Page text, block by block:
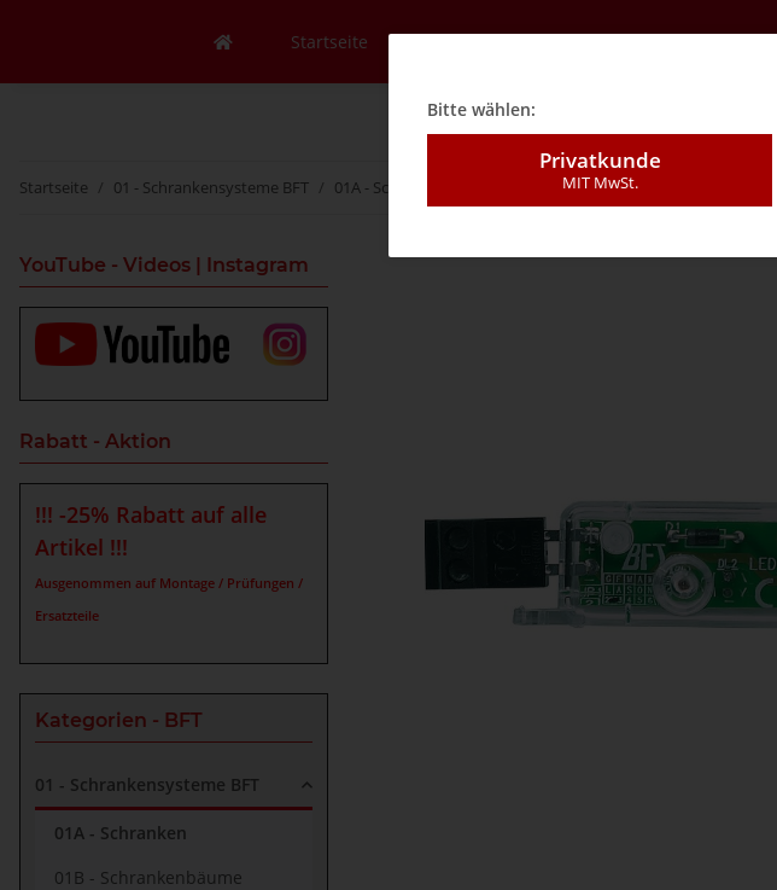
Startseite Mein Konto Kontakt Über Uns
Startseite 01 - Schrankensysteme BFT 01A - Schranken BFT Leuchtdioden für Moovi 30 Schranken
YouTube - Videos | Instagram
Rabatt - Aktion
!!! -25% Rabatt auf alle
Artikel !!!
Ausgenommen auf Montage / Prüfungen /
Ersatzteile
Kategorien - BFT
01 - Schrankensysteme BFT
01A - Schranken
01B - Schrankenbäume
Bitte wählen:
Privatkunde
MIT MwSt.